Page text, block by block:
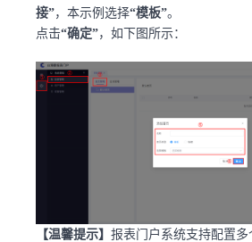
接”，本示例选择“模板”。
点击“确定”，如下图所示：
【温馨提示】 报表门户系统支持配置